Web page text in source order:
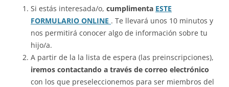
Si estás interesada/o, cumplimenta ESTE
FORMULARIO ONLINE . Te llevará unos 10 minutos y
nos permitirá conocer algo de información sobre tu
hijo/a.
A partir de la la lista de espera (las preinscripciones),
iremos contactando a través de correo electrónico
con los que preseleccionemos para ser miembros del